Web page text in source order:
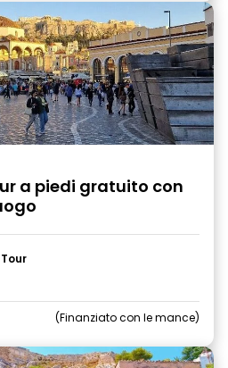
a piedi gratuito con
Finanziato con le mance